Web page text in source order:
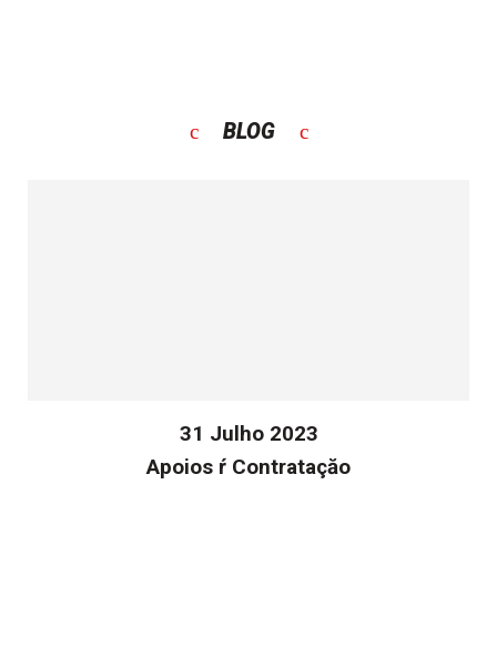
BLOG
31 Julho 2023
Apoios ŕ Contrataçăo